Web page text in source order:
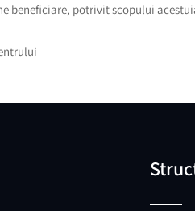
beneficiare, potrivit scopului